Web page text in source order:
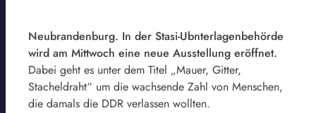
Neubrandenburg. In der Stasi-Ubnterlagenbehörde
wird am Mittwoch eine neue Ausstellung eröffnet.
Dabei geht es unter dem Titel „Mauer, Gitter,
Stacheldraht“ um die wachsende Zahl von Menschen,
die damals die DDR verlassen wollten.